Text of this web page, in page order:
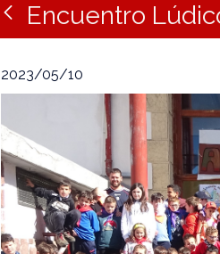
Encuentro
2023/05/10